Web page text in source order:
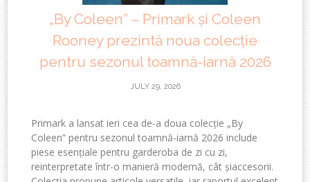
„By Coleen” – Primark și Coleen
Rooney prezintă noua colecție
pentru sezonul toamnă-iarnă 2026
JULY 29, 2026
Primark a lansat ieri cea de-a doua colecție „By
Coleen” pentru sezonul toamnă-iarnă 2026 include
piese esențiale pentru garderoba de zi cu zi,
reinterpretate într-o manieră modernă, cât șiaccesorii.